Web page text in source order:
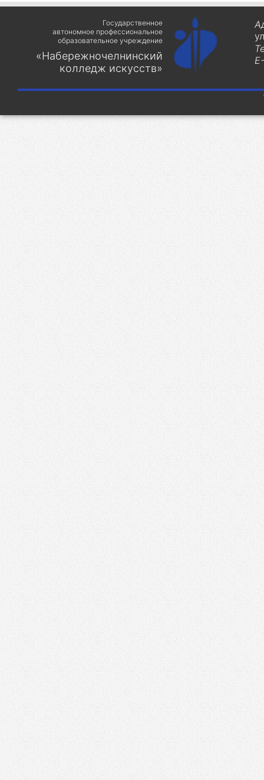
Государственное
автономное профессиональное
образовательное учреждение
«Набережночелнинский
колледж искусств»